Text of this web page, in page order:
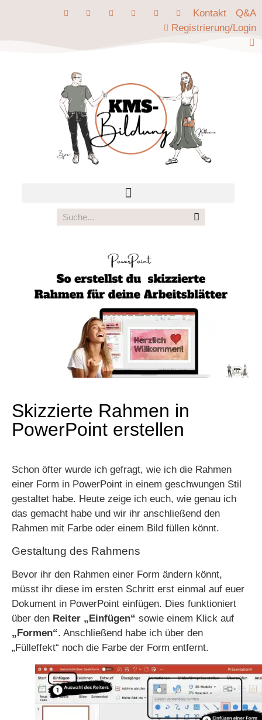
Kontakt
Q&A
Registrierung/Login
Skizzierte Rahmen in
PowerPoint erstellen
Schon öfter wurde ich gefragt, wie ich die Rahmen
einer Form in PowerPoint in einem geschwungen Stil
gestaltet habe. Heute zeige ich euch, wie genau ich
das gemacht habe und wir ihr anschließend den
Rahmen mit Farbe oder einem Bild füllen könnt.
Gestaltung des Rahmens
Bevor ihr den Rahmen einer Form ändern könnt,
müsst ihr diese im ersten Schritt erst einmal auf euer
Dokument in PowerPoint einfügen. Dies funktioniert
über den Reiter „Einfügen“ sowie einem Klick auf
„Formen“. Anschließend habe ich über den
„Fülleffekt“ noch die Farbe der Form entfernt.